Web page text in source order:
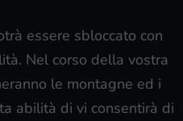
essere sbloccato con
Nel corso della vostra
le montagne ed i
abilità di vi consentirà di